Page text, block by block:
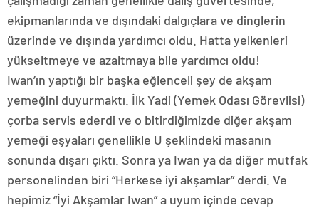
ekipmanlarında ve dışındaki dalgıçlara ve dinglerin
üzerinde ve dışında yardımcı oldu. Hatta yelkenleri
yükseltmeye ve azaltmaya bile yardımcı oldu!
Iwan’ın yaptığı bir başka eğlenceli şey de akşam
yemeğini duyurmaktı. İlk Yadi (Yemek Odası Görevlisi)
çorba servis ederdi ve o bitirdiğimizde diğer akşam
yemeği eşyaları genellikle U şeklindeki masanın
sonunda dışarı çıktı. Sonra ya Iwan ya da diğer mutfak
personelinden biri “Herkese iyi akşamlar” derdi. Ve
hepimiz “İyi Akşamlar Iwan” a uyum içinde cevap